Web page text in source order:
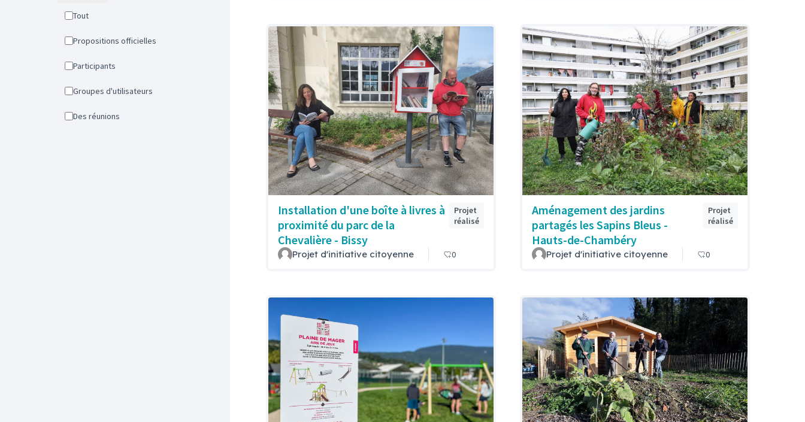
Tout
Propositions officielles
Participants
Groupes d'utilisateurs
Des réunions
Installation d'une boîte à livres à
proximité du parc de la
Chevalière - Bissy
Projet
réalisé
Projet d'initiative citoyenne 0
Aménagement des jardins
partagés les Sapins Bleus -
Hauts-de-Chambéry
Projet
réalisé
Projet d'initiative citoyenne 0